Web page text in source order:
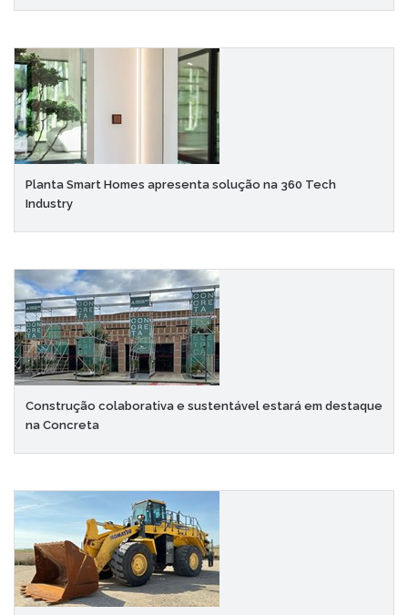
Planta Smart Homes apresenta solução na 360 Tech
Industry
Construção colaborativa e sustentável estará em destaque
na Concreta